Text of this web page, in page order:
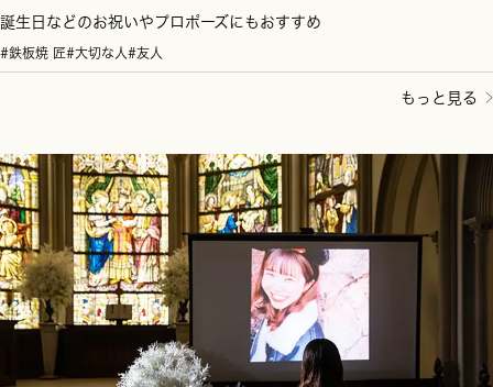
誕生日などのお祝いやプロポーズにもおすすめ
#鉄板焼 匠#大切な人 #友人
もっと見る